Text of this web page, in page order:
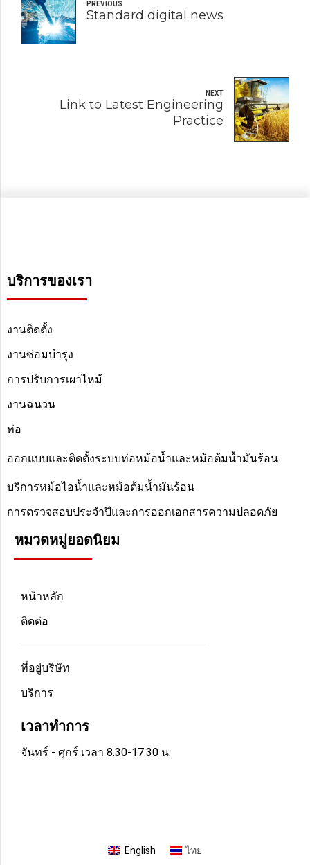
PREVIOUS
Standard digital news
NEXT
Link to Latest Engineering
Practice
บริการของเรา
งานติดตั้ง
งานซ่อมบำรุง
การปรับการเผาไหม้
งานฉนวน
ท่อ
ออกแบบและติดตั้งระบบท่อหม้อน้ำและหม้อต้มน้ำมันร้อน
บริการหม้อไอน้ำและหม้อต้มน้ำมันร้อน
การตรวจสอบประจำปีและการออกเอกสารความปลอดภัย
หมวดหมู่ยอดนิยม
หน้าหลัก
ติดต่อ
ที่อยู่บริษัท
บริการ
เวลาทำการ
จันทร์ - ศุกร์ เวลา 8.30-17.30 น.
English ไทย